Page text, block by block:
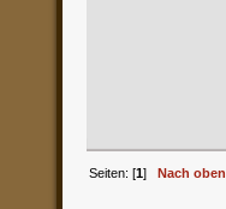
Seiten: [1]Nach oben